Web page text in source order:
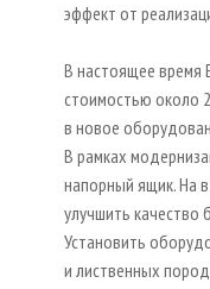
эффект от
В настоящее время
стоимостью около
в новое
В рамках
напорный ящик. На
улучшить качество
Установить
и лиственных